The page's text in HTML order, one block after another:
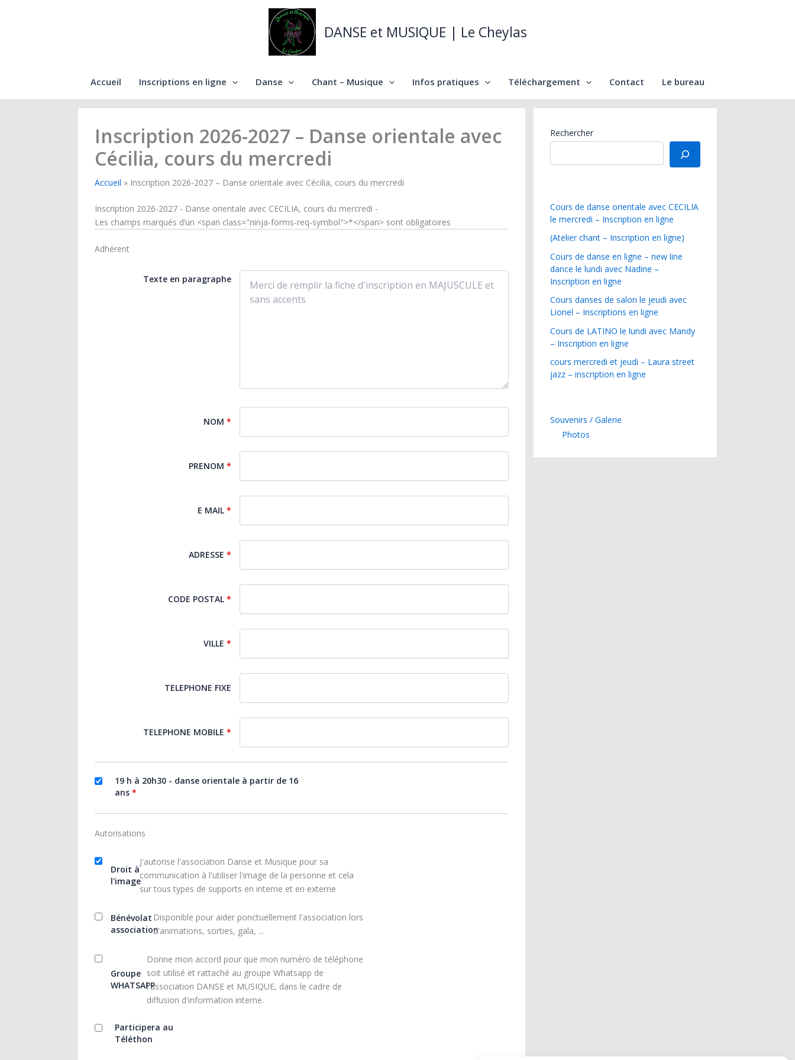
DANSE et MUSIQUE | Le Cheylas
Accueil Inscriptions en ligne Danse Chant – Musique Infos pratiques Téléchargement Contact Le bureau
Inscription 2026-2027 – Danse orientale avec
Cécilia, cours du mercredi
Accueil Inscription 2026-2027 – Danse orientale avec Cécilia, cours du mercredi
Inscription 2026-2027 - Danse orientale avec CECILIA, cours du mercredi -
Les champs marqués d’un <span class="ninja-forms-req-symbol">*</span> sont obligatoires
Adhérent
Texte en paragraphe
NOM *
PRENOM *
E MAIL *
ADRESSE *
CODE POSTAL *
VILLE *
TELEPHONE FIXE
TELEPHONE MOBILE *
19 h à 20h30 - danse orientale à partir de 16
ans *
Autorisations
Droit à
l'image
J'autorise l'association Danse et Musique pour sa
communication à l'utiliser l'image de la personne et cela
sur tous types de supports en interne et en externe
Bénévolat
association
Disponible pour aider ponctuellement l'association lors
d'animations, sorties, gala, ...
Groupe
WHATSAPP
Donne mon accord pour que mon numéro de téléphone
soit utilisé et rattaché au groupe Whatsapp de
l'association DANSE et MUSIQUE, dans le cadre de
diffusion d'information interne.
Participera au
Téléthon
Rechercher
Cours de danse orientale avec CECILIA
le mercredi – Inscription en ligne
(Atelier chant – Inscription en ligne)
Cours de danse en ligne – new line
dance le lundi avec Nadine –
Inscription en ligne
Cours danses de salon le jeudi avec
Lionel – Inscriptions en ligne
Cours de LATINO le lundi avec Mandy
– Inscription en ligne
cours mercredi et jeudi – Laura street
jazz – inscription en ligne
Souvenirs / Galerie
Photos